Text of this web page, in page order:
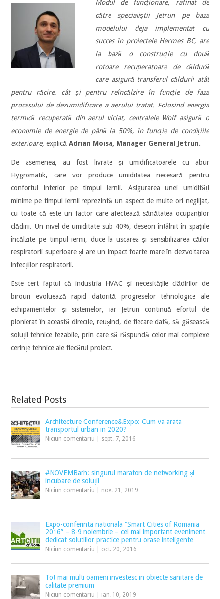
Modul de funcționare, rafinat de
către specialiștii Jetrun pe baza
modelului deja implementat cu
succes în proiectele Hermes BC, are
la bază o construcție cu două
rotoare recuperatoare de căldură
care asigură transferul căldurii atât
pentru răcire, cât și pentru reîncălzire în funcție de faza
procesului de dezumidificare a aerului tratat. Folosind energia
termică recuperată din aerul viciat, centralele Wolf asigură o
economie de energie de până la 50%, în funcție de condițiile
exterioare,explicăAdrian Moisa, Manager General Jetrun.
De asemenea, au fost livrate și umidificatoarele cu abur
Hygromatik, care vor produce umiditatea necesară pentru
confortul interior pe timpul iernii. Asigurarea unei umidități
minime pe timpul iernii reprezintă un aspect de multe ori neglijat,
cu toate că este un factor care afectează sănătatea ocupanților
clădirii. Un nivel de umiditate sub 40%, deseori întâlnit în spațiile
încălzite pe timpul iernii, duce la uscarea și sensibilizarea căilor
respiratorii superioare și are un impact foarte mare în dezvoltarea
infecțiilor respiratorii.
Este cert faptul că industria HVAC și necesitățile clădirilor de
birouri evoluează rapid datorită progreselor tehnologice ale
echipamentelor și sistemelor, iar Jetrun continuă efortul de
pionierat în această direcție, reușind, de fiecare dată, să găsească
soluții tehnice fezabile, prin care să răspundă celor mai complexe
cerințe tehnice ale fiecărui proiect.
Related Posts
Architecture Conference&Expo: Cum va arata
transportul urban in 2020?
Niciun comentariu sept. 7, 2016
#NOVEMBarh: singurul maraton de networking și
incubare de soluții
Niciun comentariu nov. 21, 2019
Expo-conferinta nationala “Smart Cities of Romania
2016” – 8-9 noiembrie – cel mai important eveniment
dedicat solutiilor practice pentru orase inteligente
Niciun comentariu oct. 20, 2016
Tot mai multi oameni investesc in obiecte sanitare de
calitate premium
Niciun comentariu ian. 10, 2019